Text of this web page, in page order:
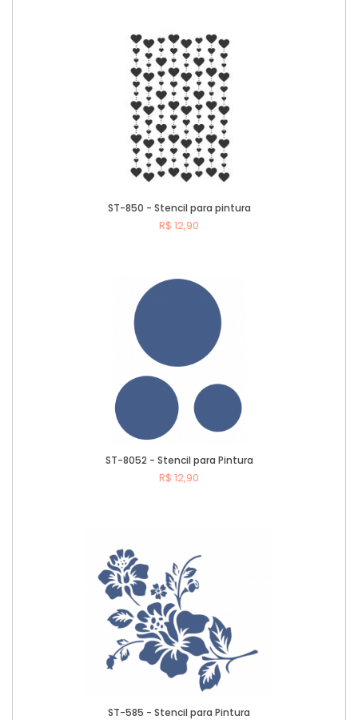
ST-850 - Stencil para pintura
R$ 12,90
ST-8052 - Stencil para Pintura
R$ 12,90
ST-585 - Stencil para Pintura